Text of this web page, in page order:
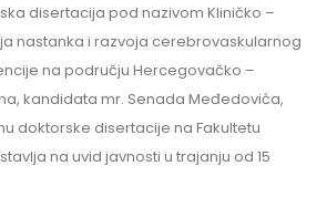
disertacija pod nazivom Kliničko –
nastanka i razvoja cerebrovaskularnog
na području Hercegovačko –
kandidata mr. Senada Međedovića,
doktorske disertacije na Fakultetu
na uvid javnosti u trajanju od 15